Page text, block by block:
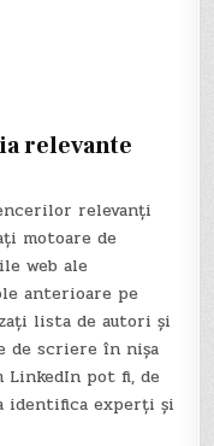
relevante
relevanți
motoare de
web ale
anterioare pe
lista de autori și
de scriere în nișa
LinkedIn pot fi, de
identifica experți și